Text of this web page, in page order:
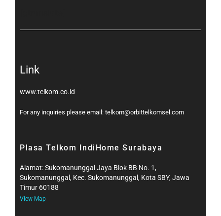
Link
www.telkom.co.id
For any inquiries please email: telkom@orbittelkomsel.com
Plasa Telkom IndiHome Surabaya
Alamat: Sukomanunggal Jaya Blok BB No. 1,
Sukomanunggal, Kec. Sukomanunggal, Kota SBY, Jawa
Timur 60188
View Map